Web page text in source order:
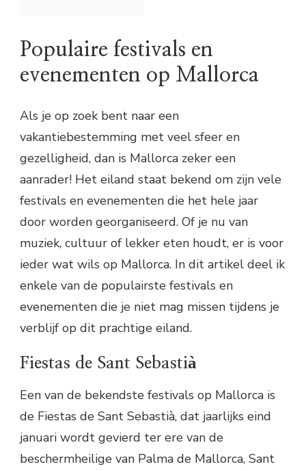
Populaire festivals en
evenementen op Mallorca
Als je op zoek bent naar een
vakantiebestemming met veel sfeer en
gezelligheid, dan is Mallorca zeker een
aanrader! Het eiland staat bekend om zijn vele
festivals en evenementen die het hele jaar
door worden georganiseerd. Of je nu van
muziek, cultuur of lekker eten houdt, er is voor
ieder wat wils op Mallorca. In dit artikel deel ik
enkele van de populairste festivals en
evenementen die je niet mag missen tijdens je
verblijf op dit prachtige eiland.
Fiestas de Sant Sebastià
Een van de bekendste festivals op Mallorca is
de Fiestas de Sant Sebastià, dat jaarlijks eind
januari wordt gevierd ter ere van de
beschermheilige van Palma de Mallorca, Sant